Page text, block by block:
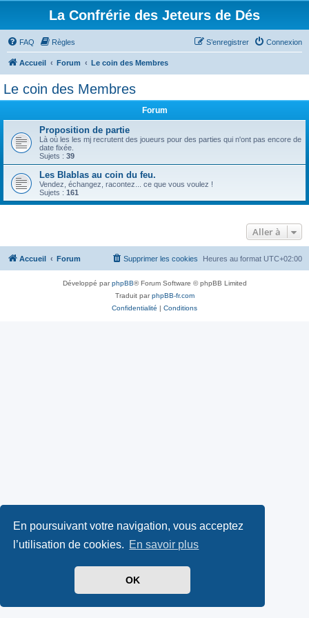
En poursuivant votre navigation, vous acceptez
l’utilisation de cookies. En savoir plus
OK
La Confrérie des Jeteurs de Dés
FAQ Règles Connexion
S’enregistrer
Accueil Forum Le coin des Membres
Le coin des Membres
Forum
Proposition de partie
Là où les les mj recrutent des joueurs pour des parties qui n'ont pas encore de
date fixée.
Sujets : 39
Les Blablas au coin du feu.
Vendez, échangez, racontez... ce que vous voulez !
Sujets : 161
Aller à
Accueil Forum Heures au format UTC+02:00
Supprimer les cookies
Développé parphpBB® Forum Software © phpBB Limited
Traduit parphpBB-fr.com
Confidentialité | Conditions